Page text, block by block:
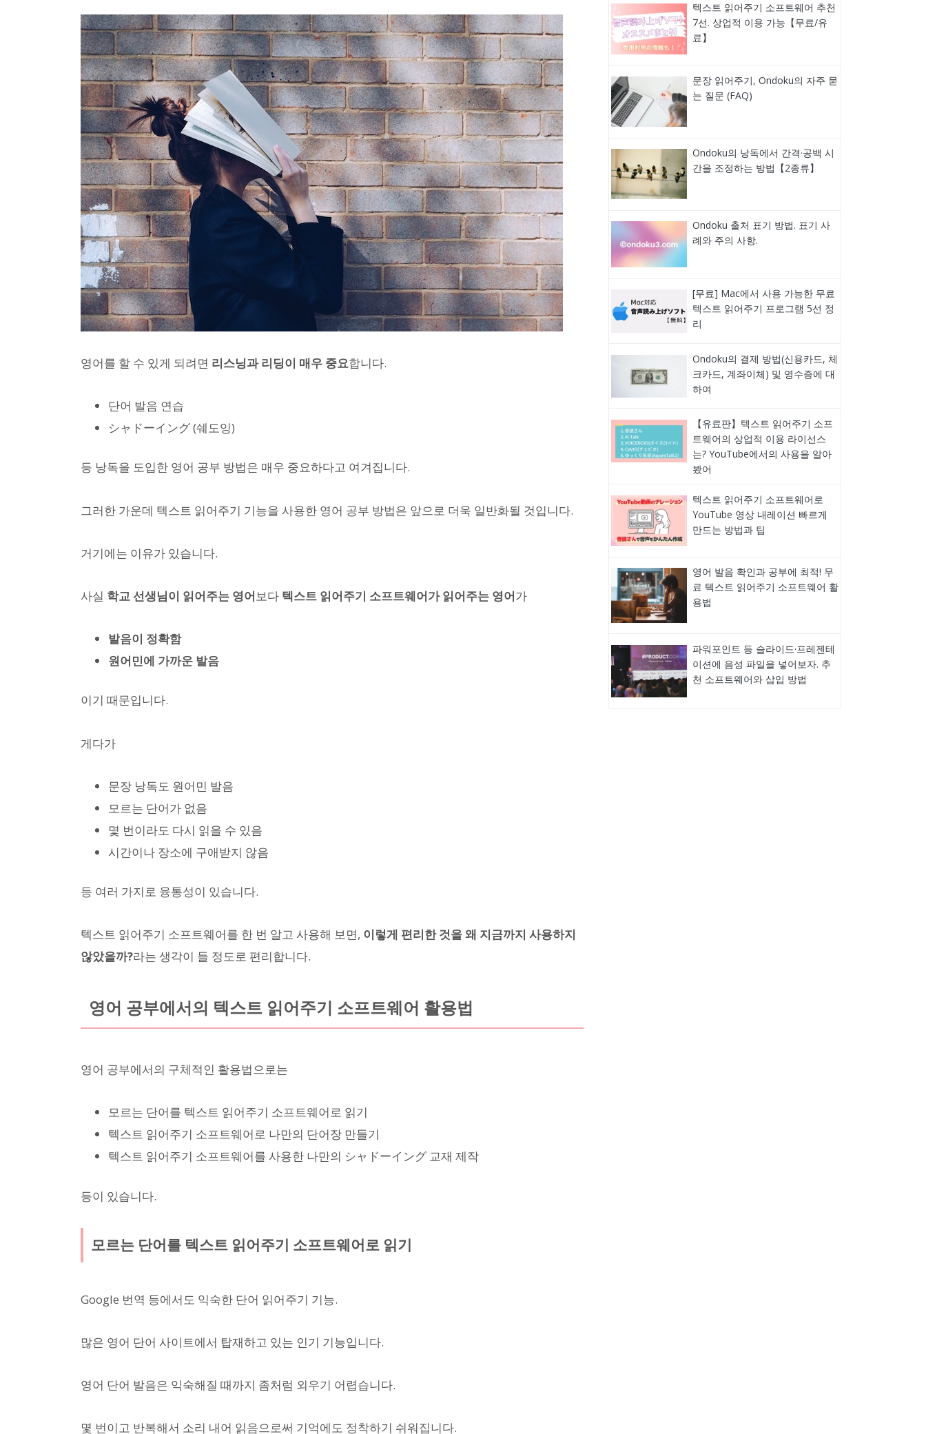
영어를 할 수 있게 되려면 리스닝과 리딩이 매우 중요합니다.
단어 발음 연습
シャドーイング (쉐도잉)
등 낭독을 도입한 영어 공부 방법은 매우 중요하다고 여겨집니다.
그러한 가운데 텍스트 읽어주기 기능을 사용한 영어 공부 방법은 앞으로 더욱 일반화될 것입니다.
거기에는 이유가 있습니다.
사실 학교 선생님이 읽어주는 영어보다 텍스트 읽어주기 소프트웨어가 읽어주는 영어가
발음이 정확함
원어민에 가까운 발음
이기 때문입니다.
게다가
문장 낭독도 원어민 발음
모르는 단어가 없음
몇 번이라도 다시 읽을 수 있음
시간이나 장소에 구애받지 않음
등 여러 가지로 융통성이 있습니다.
텍스트 읽어주기 소프트웨어를 한 번 알고 사용해 보면, 이렇게 편리한 것을 왜 지금까지 사용하지
않았을까?라는 생각이 들 정도로 편리합니다.
영어 공부에서의 텍스트 읽어주기 소프트웨어 활용법
영어 공부에서의 구체적인 활용법으로는
모르는 단어를 텍스트 읽어주기 소프트웨어로 읽기
텍스트 읽어주기 소프트웨어로 나만의 단어장 만들기
텍스트 읽어주기 소프트웨어를 사용한 나만의 シャドーイング 교재 제작
등이 있습니다.
모르는 단어를 텍스트 읽어주기 소프트웨어로 읽기
Google 번역 등에서도 익숙한 단어 읽어주기 기능.
많은 영어 단어 사이트에서 탑재하고 있는 인기 기능입니다.
영어 단어 발음은 익숙해질 때까지 좀처럼 외우기 어렵습니다.
몇 번이고 반복해서 소리 내어 읽음으로써 기억에도 정착하기 쉬워집니다.
텍스트 읽어주기 소프트웨어 추천
7선. 상업적 이용 가능【무료/유
료】
문장 읽어주기, Ondoku의 자주 묻
는 질문 (FAQ)
Ondoku의 낭독에서 간격·공백 시
간을 조정하는 방법【2종류】
Ondoku 출처 표기 방법. 표기 사
례와 주의 사항.
[무료] Mac에서 사용 가능한 무료
텍스트 읽어주기 프로그램 5선 정
리
Ondoku의 결제 방법(신용카드, 체
크카드, 계좌이체) 및 영수증에 대
하여
【유료판】텍스트 읽어주기 소프
트웨어의 상업적 이용 라이선스
는? YouTube에서의 사용을 알아
봤어
텍스트 읽어주기 소프트웨어로
YouTube 영상 내레이션 빠르게
만드는 방법과 팁
영어 발음 확인과 공부에 최적! 무
료 텍스트 읽어주기 소프트웨어 활
용법
파워포인트 등 슬라이드·프레젠테
이션에 음성 파일을 넣어보자. 추
천 소프트웨어와 삽입 방법